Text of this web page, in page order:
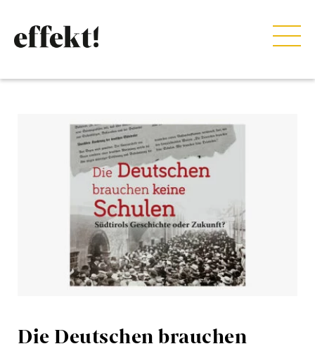
Die Deutschen brauchen